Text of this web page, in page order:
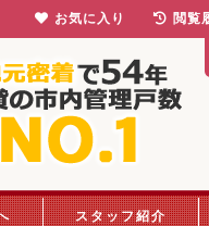
スタッフ紹介
お気に入り 閲覧